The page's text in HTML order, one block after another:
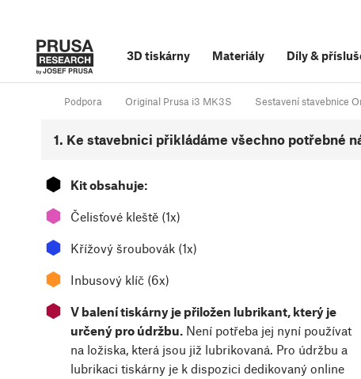
3D tiskárny Materiály Díly&
Podpora Original Prusa i3 MK3S Sestavení stavebnice
1. Ke stavebnici přikládáme všechno potřebné
⬢ Kit obsahuje:
⬢ Čelisťové kleště (1x)
⬢ Křížový šroubovák (1x)
⬢ Inbusový klíč (6x)
⬢
V balení tiskárny je přiložen lubrikant, který je
určený pro údržbu. Není potřeba jej nyní používat
na ložiska, která jsou již lubrikovaná. Pro údržbu a
lubrikaci tiskárny je k dispozici dedikovaný online